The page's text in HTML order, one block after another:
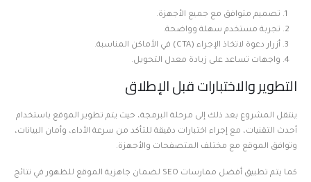
تصميم متوافق مع جميع الأجهزة.
تجربة مستخدم سهلة وواضحة.
أزرار دعوة لاتخاذ الإجراء (CTA) في الأماكن المناسبة.
واجهات تساعد على زيادة معدل التحويل.
التطوير والاختبارات قبل الإطلاق
ينتقل المشروع بعد ذلك إلى مرحلة البرمجة، حيث يتم تطوير الموقع باستخدام
أحدث التقنيات، مع إجراء اختبارات دقيقة للتأكد من سرعة الأداء، وأمان البيانات،
وتوافق الموقع مع مختلف المتصفحات والأجهزة.
كما يتم تطبيق أفضل ممارسات SEO لضمان جاهزية الموقع للظهور في نتائج